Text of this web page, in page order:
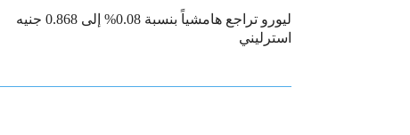
ليورو تراجع هامشياً بنسبة 0.08% إلى 0.868 جنيه
استرليني